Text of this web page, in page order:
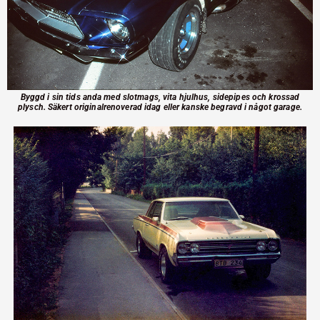
Byggd i sin tids anda med slotmags, vita hjulhus, sidepipes och krossad
plysch. Säkert originalrenoverad idag eller kanske begravd i något garage.